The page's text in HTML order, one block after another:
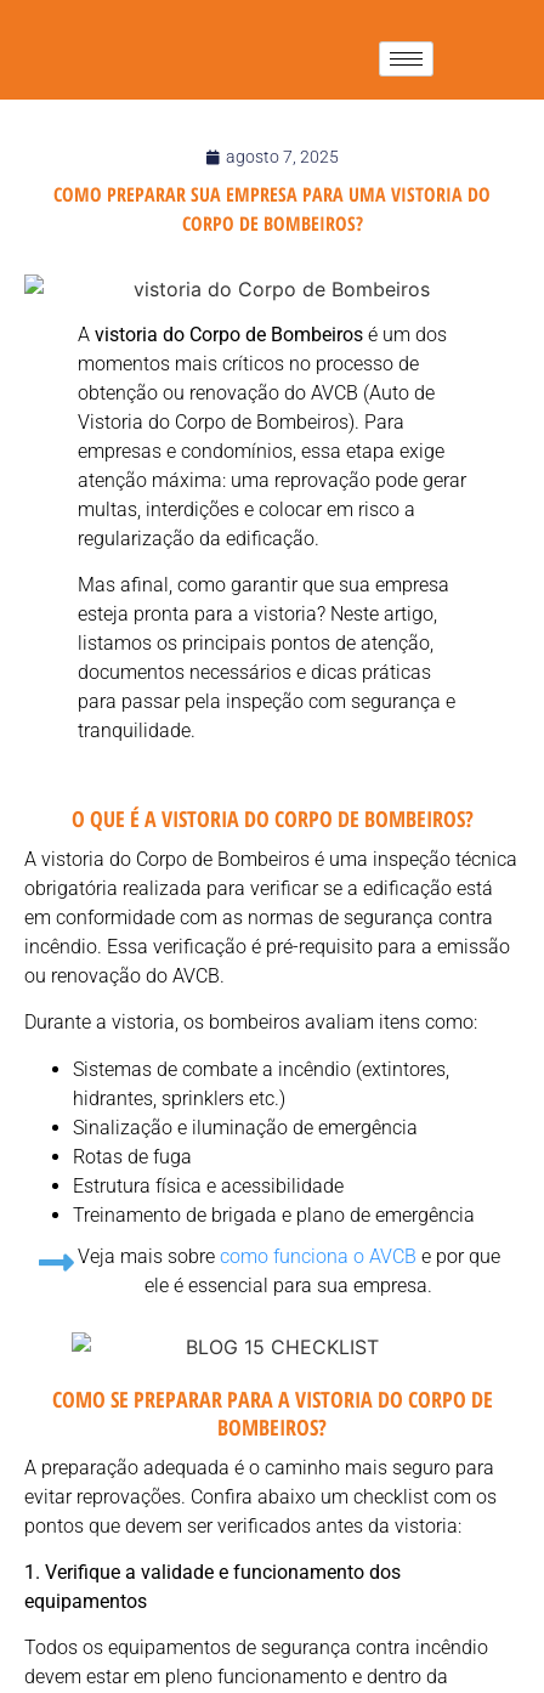
agosto 7, 2025
COMO PREPARAR SUA EMPRESA PARA UMA VISTORIA DO
CORPO DE BOMBEIROS?
A vistoria do Corpo de Bombeiros é um dos
momentos mais críticos no processo de
obtenção ou renovação do AVCB (Auto de
Vistoria do Corpo de Bombeiros). Para
empresas e condomínios, essa etapa exige
atenção máxima: uma reprovação pode gerar
multas, interdições e colocar em risco a
regularização da edificação.
Mas afinal, como garantir que sua empresa
esteja pronta para a vistoria? Neste artigo,
listamos os principais pontos de atenção,
documentos necessários e dicas práticas
para passar pela inspeção com segurança e
tranquilidade.
O QUE É A VISTORIA DO CORPO DE BOMBEIROS?
A vistoria do Corpo de Bombeiros é uma inspeção técnica
obrigatória realizada para verificar se a edificação está
em conformidade com as normas de segurança contra
incêndio. Essa verificação é pré-requisito para a emissão
ou renovação do AVCB.
Durante a vistoria, os bombeiros avaliam itens como:
Sistemas de combate a incêndio (extintores,
hidrantes, sprinklers etc.)
Sinalização e iluminação de emergência
Rotas de fuga
Estrutura física e acessibilidade
Treinamento de brigada e plano de emergência
Veja mais sobre como funciona o AVCB e por que
ele é essencial para sua empresa.
COMO SE PREPARAR PARA A VISTORIA DO CORPO DE
BOMBEIROS?
A preparação adequada é o caminho mais seguro para
evitar reprovações. Confira abaixo um checklist com os
pontos que devem ser verificados antes da vistoria:
1. Verifique a validade e funcionamento dos
equipamentos
Todos os equipamentos de segurança contra incêndio
devem estar em pleno funcionamento e dentro da